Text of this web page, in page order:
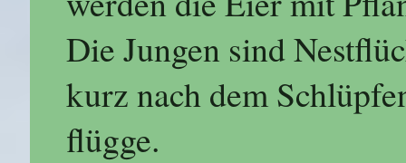
Die Jungen sind
kurz nach dem
flügge.